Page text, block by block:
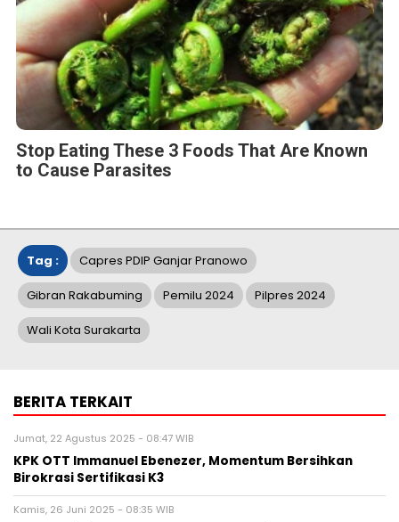
Stop Eating These 3 Foods That Are Known
to Cause Parasites
Tag : Capres PDIP Ganjar Pranowo
Gibran Rakabuming Pemilu 2024 Pilpres 2024
Wali Kota Surakarta
BERITA TERKAIT
Jumat, 22 Agustus 2025 - 08:47 WIB
KPK OTT Immanuel Ebenezer, Momentum Bersihkan
Birokrasi Sertifikasi K3
Kamis, 26 Juni 2025 - 08:35 WIB